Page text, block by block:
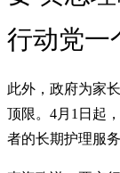
行动党一
此外，政府为家
顶限。4月1日起
者的长期护理服